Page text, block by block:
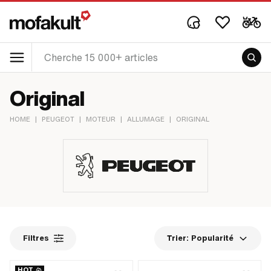
Original
HOME | PEUGEOT | MOTEUR | ALLUMAGE | ORIGINAL
Filtres Trier: Popularité